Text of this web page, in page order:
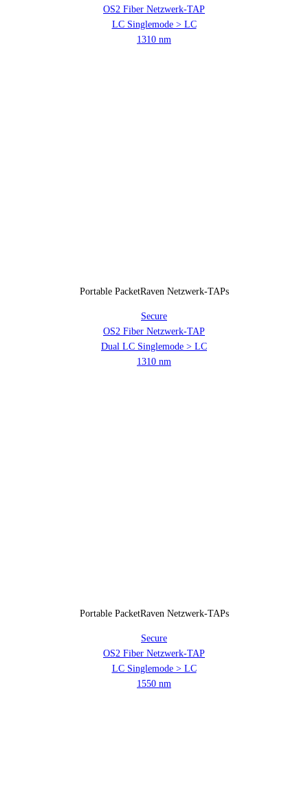
OS2 Fiber Netzwerk-TAP
LC Singlemode > LC
1310 nm
Portable PacketRaven Netzwerk-TAPs
Secure
OS2 Fiber Netzwerk-TAP
Dual LC Singlemode > LC
1310 nm
Portable PacketRaven Netzwerk-TAPs
Secure
OS2 Fiber Netzwerk-TAP
LC Singlemode > LC
1550 nm